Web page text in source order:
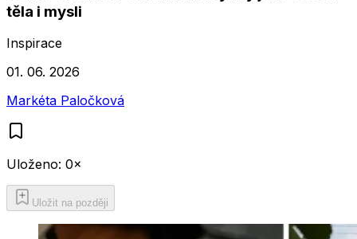
těla i mysli
Inspirace
01. 06. 2026
Markéta Paločková
Uloženo: 0×
Uložit na později